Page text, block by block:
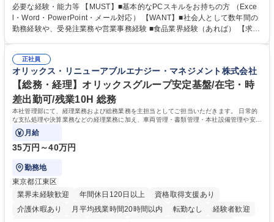
を進められるポジションです。 ■受発注業務（基幹システムへの入力、入
出庫手配、運送便手配等） 平均処理数：納期調整や納品トラブル対応含め
一人当たり100件/日ほど ■電話やメール、チャット等、社内外問い合わせ
発注事務職】未経験から食品業界へ挑戦/ナッツ・ドライフルーツ輸入商社
必要な経験・能力等 【MUST】■基本的なPCスキルをお持ちの方 （Exce
l・Word・PowerPoint・メール対応） 【WANT】■社会人として数年間の
勤務経験や、受発注業務や営業事務経験 ■食品業界経験（あれば） 【求め
是非ご覧ください● https://delta-i.co.jp/recruit/ 学歴・資格 学歴：大学院
大学 短大 専修学校 語学力： 資格：
正社員
オリックス・リニューアブルエナジー・マネジメント株式会社
【総務・経理】オリックスグループ安定基盤/在宅・時
差出勤可/残業10H 総務
本社管理部にて、経理業務および総務業務を主担当としてご担当いただきます。 日常的
な支払処理や決算業務などの経理業務に加え、車両管理・書類管理・本社設備管理や安全
対策など幅広い総務業務もお任せします。
月給
35万円～40万円
勤務地
東京都江東区
業界未経験歓迎
年間休日120日以上
資格取得支援あり
介護休暇あり
月平均残業時間20時間以内 転勤なし
経験者歓迎